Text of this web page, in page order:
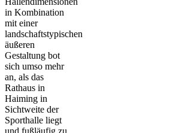
in Kombina­tion
mit einer
landschaftstypischen
äußeren
Gestaltung bot
sich umso mehr
an, als das
Rathaus in
Haiming in
Sichtweite der
Sporthalle liegt
und fußläufig zu